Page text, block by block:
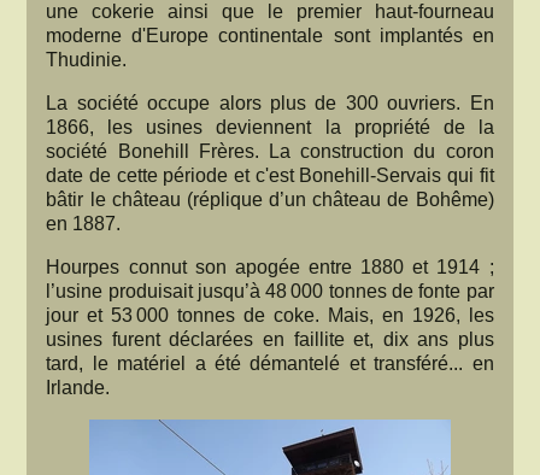
une cokerie ainsi que le premier haut-fourneau
moderne d'Europe continentale sont implantés en
Thudinie.
La société occupe alors plus de 300 ouvriers. En
1866, les usines deviennent la propriété de la
société Bonehill Frères. La construction du coron
date de cette période et c'est Bonehill-Servais qui fit
bâtir le château (réplique d’un château de Bohême)
en 1887.
Hourpes connut son apogée entre 1880 et 1914 ;
l’usine produisait jusqu’à 48 000 tonnes de fonte par
jour et 53 000 tonnes de coke. Mais, en 1926, les
usines furent déclarées en faillite et, dix ans plus
tard, le matériel a été démantelé et transféré... en
Irlande.